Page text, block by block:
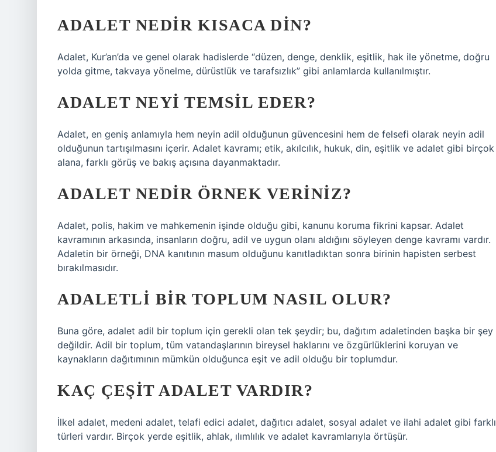
ADALET NEDIR KISACA DIN?
Adalet, Kur’an’da ve genel olarak hadislerde “düzen, denge, denklik, eşitlik, hak ile yönetme, doğru
yolda gitme, takvaya yönelme, dürüstlük ve tarafsızlık” gibi anlamlarda kullanılmıştır.
ADALET NEYI TEMSIL EDER?
Adalet, en geniş anlamıyla hem neyin adil olduğunun güvencesini hem de felsefi olarak neyin adil
olduğunun tartışılmasını içerir. Adalet kavramı; etik, akılcılık, hukuk, din, eşitlik ve adalet gibi birçok
alana, farklı görüş ve bakış açısına dayanmaktadır.
ADALET NEDIR ÖRNEK VERINIZ?
Adalet, polis, hakim ve mahkemenin işinde olduğu gibi, kanunu koruma fikrini kapsar. Adalet
kavramının arkasında, insanların doğru, adil ve uygun olanı aldığını söyleyen denge kavramı vardır.
Adaletin bir örneği, DNA kanıtının masum olduğunu kanıtladıktan sonra birinin hapisten serbest
bırakılmasıdır.
ADALETLI BIR TOPLUM NASIL OLUR?
Buna göre, adalet adil bir toplum için gerekli olan tek şeydir; bu, dağıtım adaletinden başka bir şey
değildir. Adil bir toplum, tüm vatandaşlarının bireysel haklarını ve özgürlüklerini koruyan ve
kaynakların dağıtımının mümkün olduğunca eşit ve adil olduğu bir toplumdur.
KAÇ ÇEŞIT ADALET VARDIR?
İlkel adalet, medeni adalet, telafi edici adalet, dağıtıcı adalet, sosyal adalet ve ilahi adalet gibi farklı
türleri vardır. Birçok yerde eşitlik, ahlak, ılımlılık ve adalet kavramlarıyla örtüşür.